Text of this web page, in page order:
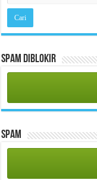
Spam Diblokir
Spam